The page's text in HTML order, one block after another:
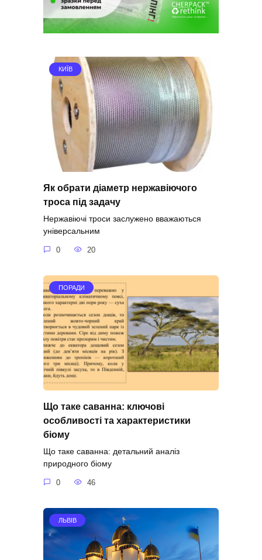
КИЇВ
Як обрати діаметр нержавіючого
троса під задачу
Нержавіючі троси заслужено вважаються
універсальним
0 20
ПОРАДИ
Що таке саванна: ключові
особливості та характеристики
біому
Що таке саванна: детальний аналіз
природного біому
0 46
ЛЬВІВ